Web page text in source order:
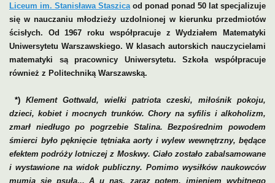
Liceum im. Stanisława Staszicaod ponad ponad 50 lat specjalizuje
się w nauczaniu młodzieży uzdolnionej w kierunku przedmiotów
ścisłych. Od 1967 roku współpracuje z Wydziałem Matematyki
Uniwersytetu Warszawskiego. W klasach autorskich nauczycielami
matematyki są pracownicy Uniwersytetu. Szkoła współpracuje
również z Politechniką Warszawską.
*) Klement Gottwald, wielki patriota czeski, miłośnik pokoju,
dzieci, kobiet i mocnych trunków. Chory na syfilis i alkoholizm,
zmarł niedługo po pogrzebie Stalina. Bezpośrednim powodem
śmierci było pęknięcie tętniaka aorty i wylew wewnętrzny, będące
efektem podróży lotniczej z Moskwy. Ciało zostało zabalsamowane
i wystawione na widok publiczny. Pomimo wysiłków naukowców
mumia się psuła... A u nas, zaraz potem, imieniem wybitnego